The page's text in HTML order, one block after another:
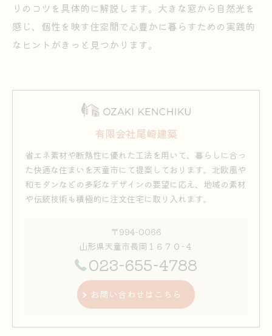
りのコツを具体的に解説します。大きな窓から自然光を
感じ、個性を映す住空間で心豊かに暮らすための実践的
なヒントがきっと見つかります。
有限会社尾崎建築
省エネ素材や断熱性に優れた工法を用いて、暮らしに合っ
た快適な住まいを天童市にて提案しております。北欧風や
和モダンなどの多彩なデザインの要望に応え、地域の素材
や伝統技術も積極的に注文住宅に取り入れます。
〒994-0066
山形県天童市長岡１６７０−４
023-655-4788
お問い合わせはこちら